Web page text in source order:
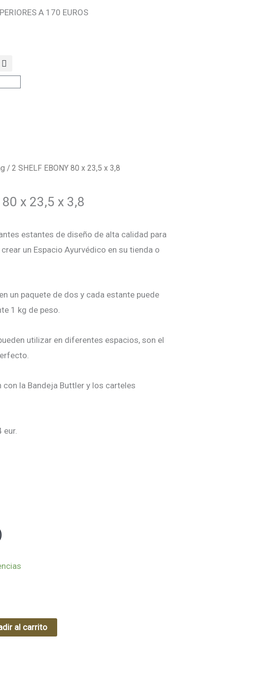
A 170 EUROS
/ 2 SHELF EBONY 80 x 23,5 x 3,8
80 x 23,5 x 3,8
estantes de diseño de alta calidad para
un Espacio Ayurvédico en su tienda o
un paquete de dos y cada estante puede
1 kg de peso.
utilizar en diferentes espacios, son el
la Bandeja Buttler y los carteles
eur.
al carrito